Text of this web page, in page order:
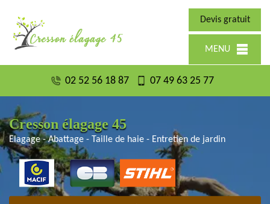
Devis gratuit
MENU
02 52 56 18 87 07 49 63 25 77
Cresson élagage 45
Elagage - Abattage - Taille de haie - Entretien de jardin